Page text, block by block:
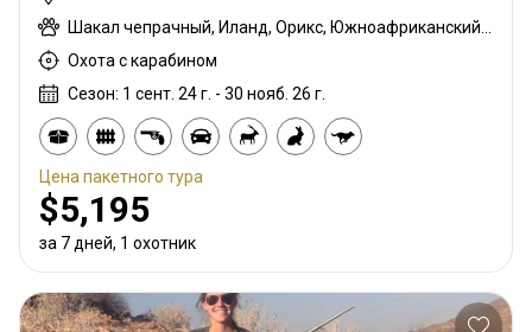
Охота с карабином
Сезон: 1 сент. 24 г. - 30 нояб. 26 г.
Цена пакетного тура
$5,195
за 7 дней, 1 охотник